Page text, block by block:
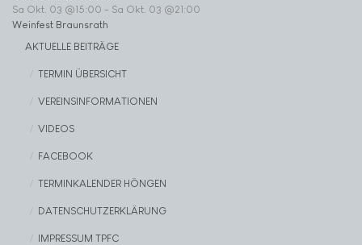
Sa Okt. 03 @15:00 - Sa Okt. 03 @21:00
Weinfest Braunsrath
AKTUELLE BEITRÄGE
TERMIN ÜBERSICHT
VEREINSINFORMATIONEN
VIDEOS
FACEBOOK
TERMINKALENDER HÖNGEN
DATENSCHUTZERKLÄRUNG
IMPRESSUM TPFC